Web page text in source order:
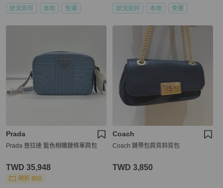
狀況尚可 本地 免運 狀況良好 本地 免運
Prada
Prada 普拉達 藍色相機鏈條單肩包
TWD 35,948
現折 800
Coach
Coach 鏈帶包肩背斜背包
TWD 3,850